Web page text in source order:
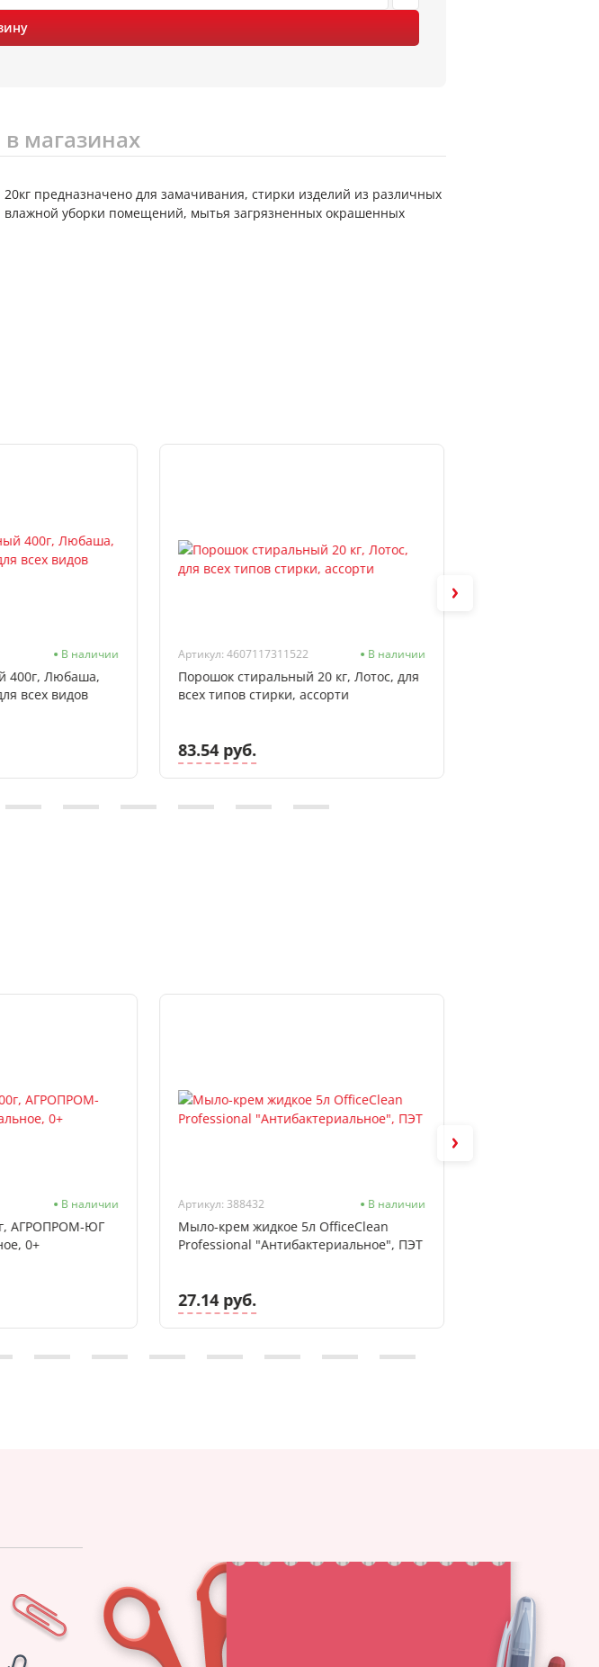
магазинах
предназначено для замачивания, стирки изделий из различных
влажной уборки помещений, мытья загрязненных окрашенных
В наличии
400г, Любаша,
всех видов
Артикул: 4607117311522 В наличии
Порошок стиральный 20 кг, Лотос, для
всех типов стирки, ассорти
83.54 руб.
В наличии
АГРОПРОМ-ЮГ
0+
Артикул: 388432 В наличии
Мыло-крем жидкое 5л OfficeClean
Professional "Антибактериальное", ПЭТ
27.14 руб.